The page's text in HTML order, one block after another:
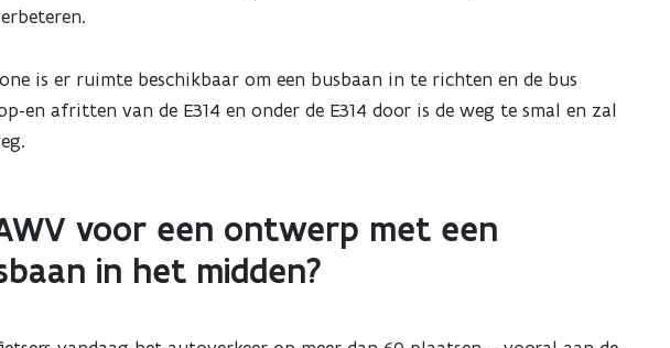
is er ruimte beschikbaar om een busbaan in te richten en de bus
en afritten van de E314 en onder de E314 door is de weg te smal en zal
voor een ontwerp met een
in het midden?